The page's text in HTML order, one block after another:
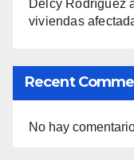
Delcy Rodríguez
viviendas
Recent
No hay